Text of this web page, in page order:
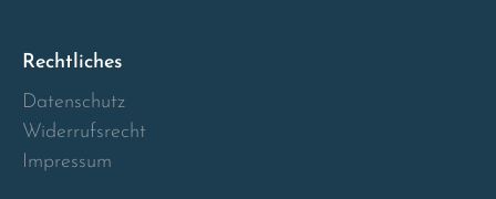
Rechtliches
Datenschutz
Widerrufsrecht
Impressum
Österreich
Poland